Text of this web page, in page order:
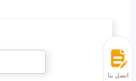
اتصل بنا